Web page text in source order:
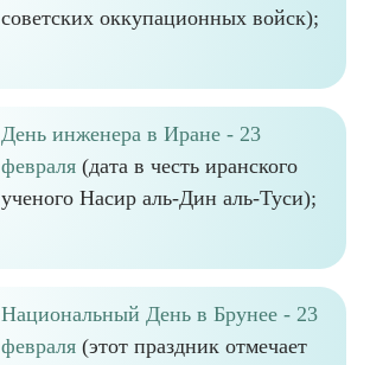
советских оккупационных войск);
День инженера в Иране - 23
февраля (дата в честь иранского
ученого Насир аль-Дин аль-Туси);
Национальный День в Брунее - 23
февраля (этот праздник отмечает